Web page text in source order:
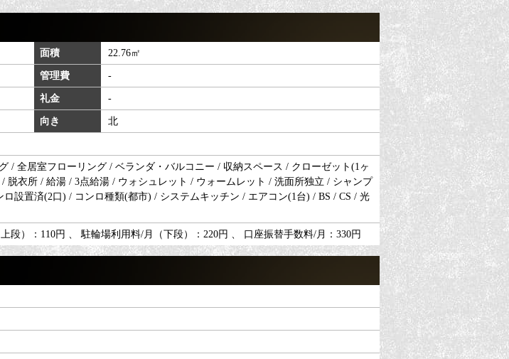
面積 22.76㎡
管理費 -
礼金 -
向き 北
/ 全居室フローリング / ベランダ・バルコニー / 収納スペース / クローゼット(1ヶ
脱衣所 / 給湯 / 3点給湯 / ウォシュレット / ウォームレット / 洗面所独立 / シャンプ
設置済(2口) / コンロ種類(都市) / システムキッチン / エアコン(1台) / BS / CS / 光
段）：110円 、 駐輪場利用料/月（下段）：220円 、 口座振替手数料/月：330円